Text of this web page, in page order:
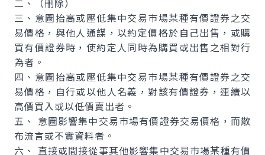
二、（刪除）
三、意圖抬高或壓低集中交易巿場某種有價證券之交
易價格，與他人通謀，以約定價格於自己出售，或購
買有價證券時，使約定人同時為購買或出售之相對行
為者。
四、意圖抬高或壓低集中交易巿場某種有價證券之交
易價格，自行或以他人名義，對該有價證券，連續以
高價買入或以低價賣出者。
五、 意圖影響集中交易巿場有價證券交易價格，而散
布流言或不實資料者。
六、 直接或間接從事其他影響集中交易巿場某種有價